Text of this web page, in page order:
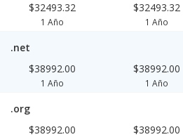
$32493.32
1 Año
$32493.32
1 Año
.net
$38992.00
1 Año
$38992.00
1 Año
.org
$38992.00
$38992.00